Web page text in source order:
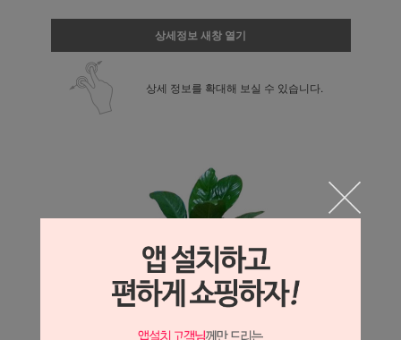
상세정보 새창 열기
상세 정보를 확대해 보실 수 있습니다.